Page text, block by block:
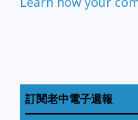
訂閱老中電子週報